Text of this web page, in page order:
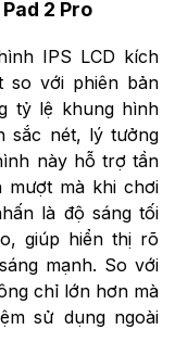
2 Pro
IPS LCD kích
so với phiên bản
tỷ lệ khung hình
sắc nét, lý tưởng
này hỗ trợ tần
mượt mà khi chơi
là độ sáng tối
giúp hiển thị rõ
mạnh. So với
chỉ lớn hơn mà
sử dụng ngoài